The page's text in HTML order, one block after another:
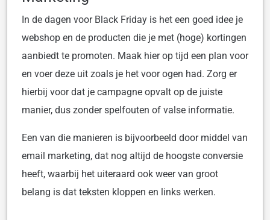
In de dagen voor Black Friday is het een goed idee je
webshop en de producten die je met (hoge) kortingen
aanbiedt te promoten. Maak hier op tijd een plan voor
en voer deze uit zoals je het voor ogen had. Zorg er
hierbij voor dat je campagne opvalt op de juiste
manier, dus zonder spelfouten of valse informatie.
Een van die manieren is bijvoorbeeld door middel van
email marketing, dat nog altijd de hoogste conversie
heeft, waarbij het uiteraard ook weer van groot
belang is dat teksten kloppen en links werken.